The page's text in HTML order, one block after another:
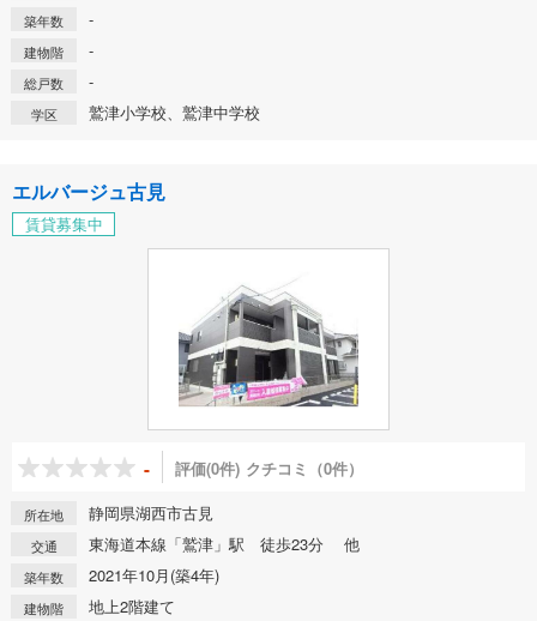
築年数 -
建物階 -
総戸数 -
学区 鷲津小学校、鷲津中学校
エルバージュ古見
賃貸募集中
- 評価(0件) クチコミ（0件）
所在地 静岡県湖西市古見
交通 東海道本線「鷲津」駅 徒歩23分 他
築年数 2021年10月(築4年)
建物階 地上2階建て